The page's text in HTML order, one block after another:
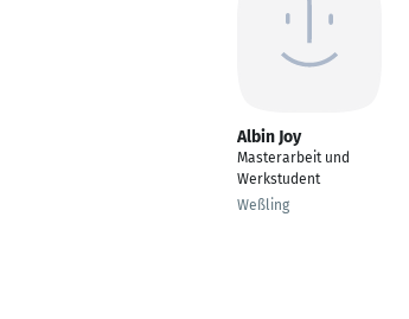
Albin Joy
Masterarbeit und
Werkstudent
Weßling